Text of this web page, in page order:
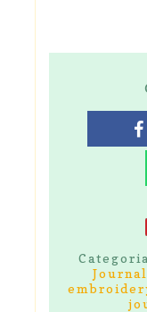
Journal